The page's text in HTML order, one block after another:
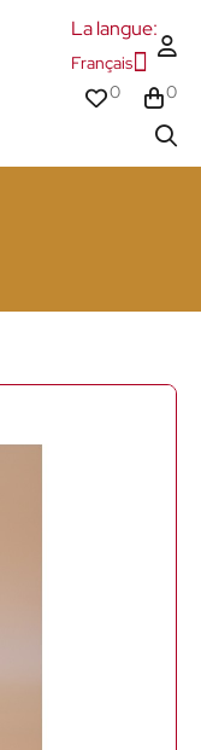
La langue:
Français
0
0